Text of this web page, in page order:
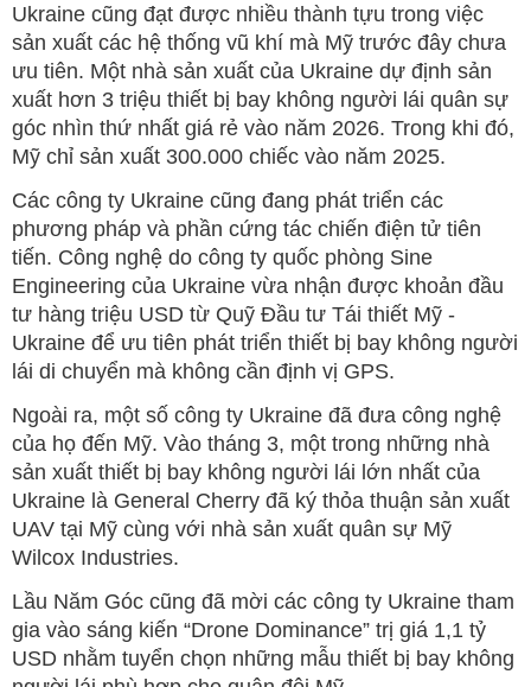
Ukraine cũng đạt được nhiều thành tựu trong việc
sản xuất các hệ thống vũ khí mà Mỹ trước đây chưa
ưu tiên. Một nhà sản xuất của Ukraine dự định sản
xuất hơn 3 triệu thiết bị bay không người lái quân sự
góc nhìn thứ nhất giá rẻ vào năm 2026. Trong khi đó,
Mỹ chỉ sản xuất 300.000 chiếc vào năm 2025.
Các công ty Ukraine cũng đang phát triển các
phương pháp và phần cứng tác chiến điện tử tiên
tiến. Công nghệ do công ty quốc phòng Sine
Engineering của Ukraine vừa nhận được khoản đầu
tư hàng triệu USD từ Quỹ Đầu tư Tái thiết Mỹ -
Ukraine để ưu tiên phát triển thiết bị bay không người
lái di chuyển mà không cần định vị GPS.
Ngoài ra, một số công ty Ukraine đã đưa công nghệ
của họ đến Mỹ. Vào tháng 3, một trong những nhà
sản xuất thiết bị bay không người lái lớn nhất của
Ukraine là General Cherry đã ký thỏa thuận sản xuất
UAV tại Mỹ cùng với nhà sản xuất quân sự Mỹ
Wilcox Industries.
Lầu Năm Góc cũng đã mời các công ty Ukraine tham
gia vào sáng kiến “Drone Dominance” trị giá 1,1 tỷ
USD nhằm tuyển chọn những mẫu thiết bị bay không